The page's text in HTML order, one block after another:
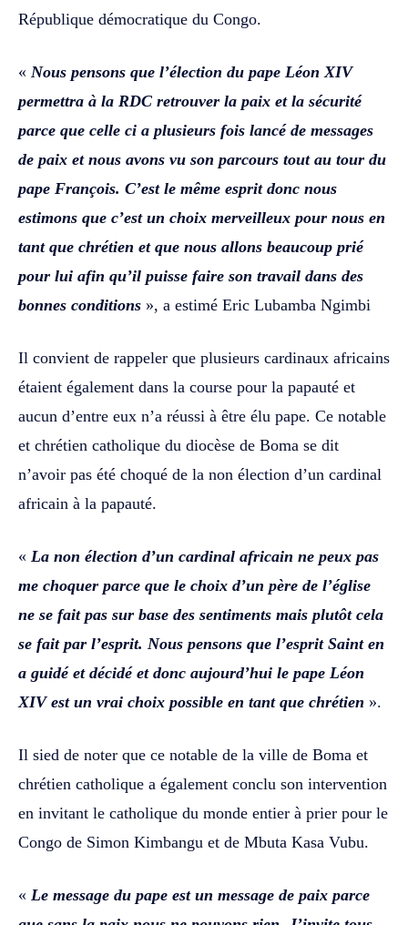
République démocratique du Congo. ‎‎
« Nous pensons que l’élection du pape Léon XIV
permettra à la RDC retrouver la paix et la sécurité
parce que celle ci a plusieurs fois lancé de messages
de paix et nous avons vu son parcours tout au tour du
pape François. C’est le même esprit donc nous
estimons que c’est un choix merveilleux pour nous en
tant que chrétien et que nous allons beaucoup prié
pour lui afin qu’il puisse faire son travail dans des
bonnes conditions », a estimé Eric Lubamba Ngimbi
Il convient de rappeler que plusieurs cardinaux africains
étaient également dans la course pour la papauté et
aucun d’entre eux n’a réussi à être élu pape. Ce notable
et chrétien catholique du diocèse de Boma se dit
n’avoir pas été choqué de la non élection d’un cardinal
africain à la papauté.
‎‎« La non élection d’un cardinal africain ne peux pas
me choquer parce que le choix d’un père de l’église
ne se fait pas sur base des sentiments mais plutôt cela
se fait par l’esprit. Nous pensons que l’esprit Saint en
a guidé et décidé et donc aujourd’hui le pape Léon
XIV est un vrai choix possible en tant que chrétien ».
‎‎Il sied de noter que ce notable de la ville de Boma et
chrétien catholique a également conclu son intervention
en invitant le catholique du monde entier à prier pour le
Congo de Simon Kimbangu et de Mbuta Kasa Vubu.‎‎
« Le message du pape est un message de paix parce